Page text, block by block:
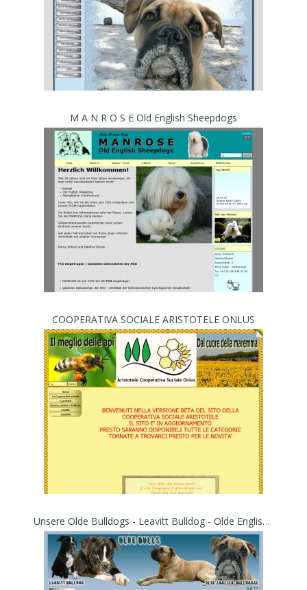
M A N R O S E Old English Sheepdogs
COOPERATIVA SOCIALE ARISTOTELE ONLUS
Unsere Olde Bulldogs - Leavitt Bulldog - Olde English Bulldogge